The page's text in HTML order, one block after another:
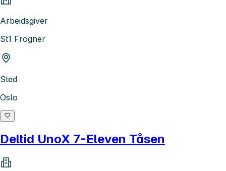
Arbeidsgiver
St1 Frogner
Sted
Oslo
Deltid UnoX 7-Eleven Tåsen